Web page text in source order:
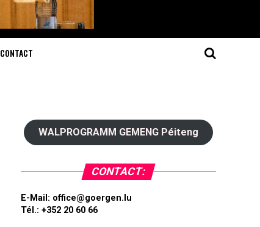
CONTACT
WALPROGRAMM GEMENG Péiteng
CONTACT:
E-Mail: office@goergen.lu
Tél.: +352 20 60 66